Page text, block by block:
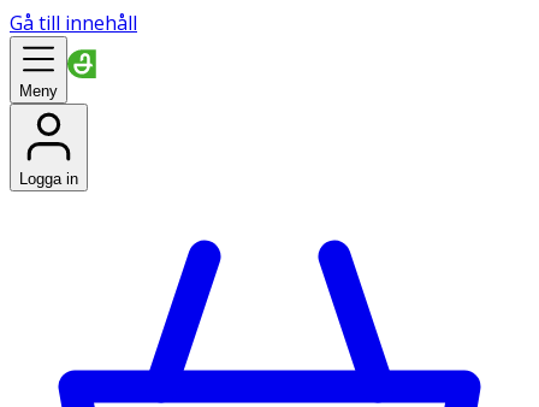
Gå till innehåll
Meny
Logga in